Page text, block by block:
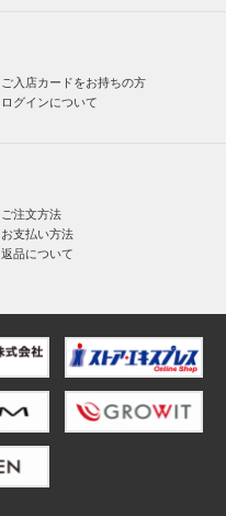
ご入店カードをお持ちの方
ログインについて
ご注文方法
お支払い方法
返品について